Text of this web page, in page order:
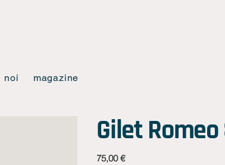
noi magazine
Gilet
Prezzo
75,00 €